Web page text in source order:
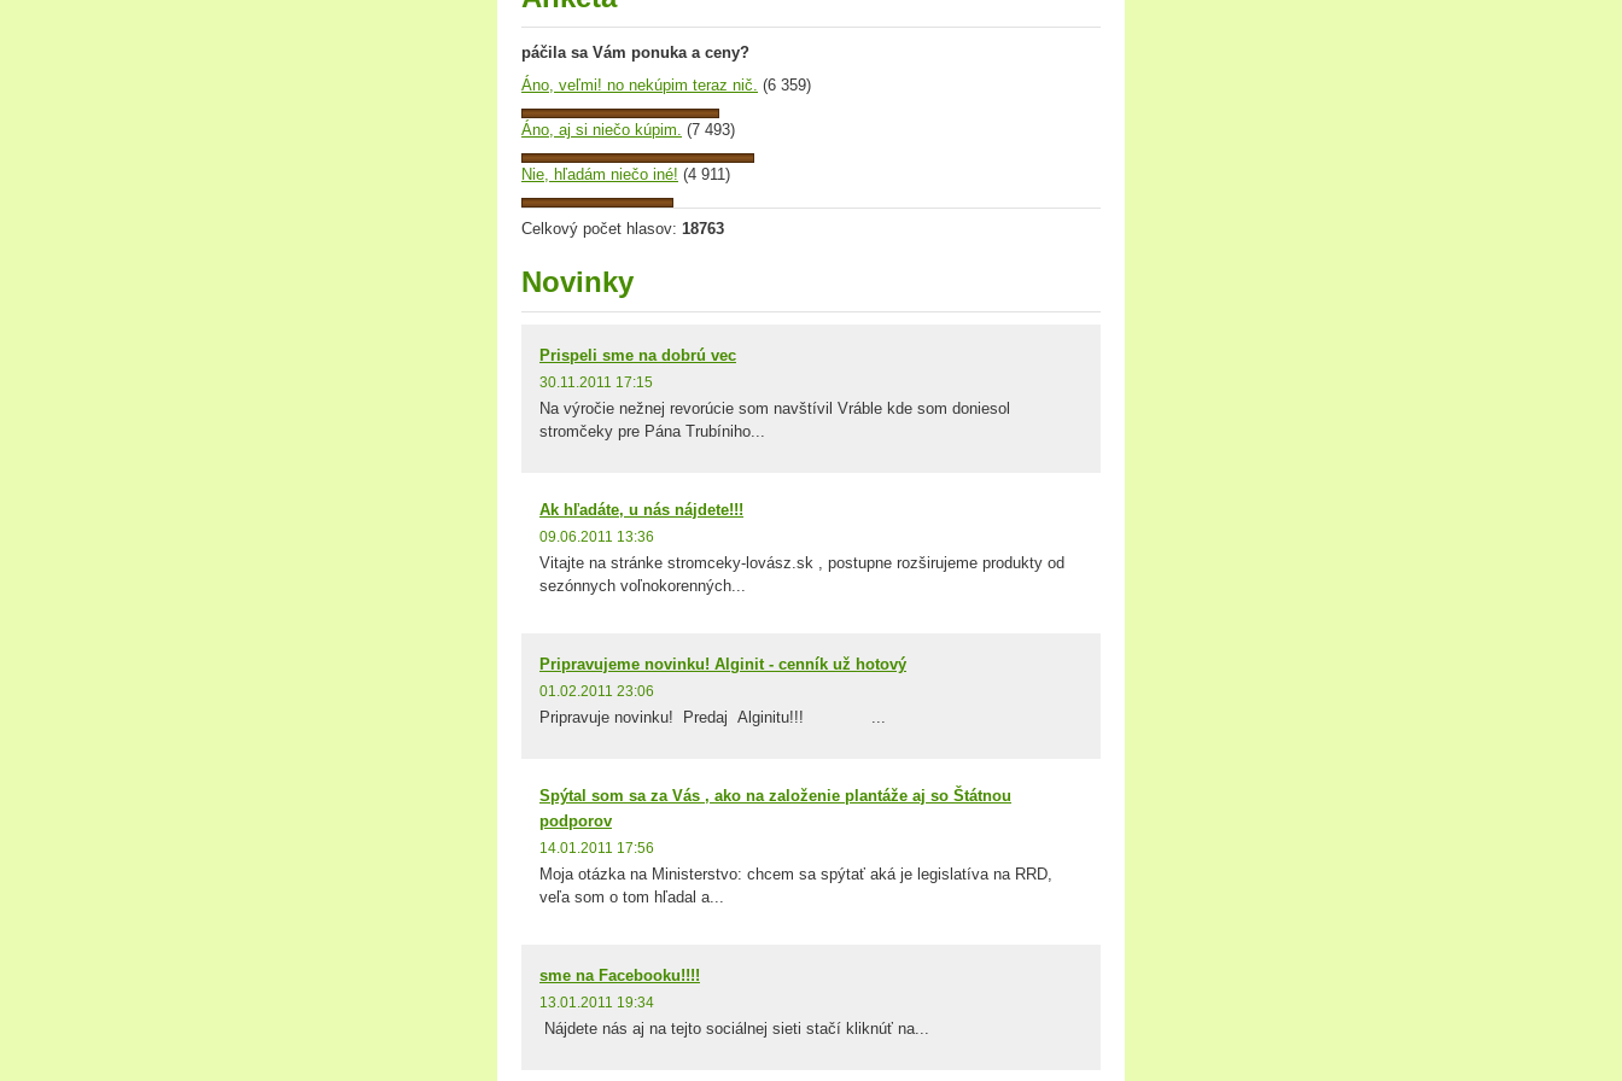
páčila sa Vám ponuka a ceny?
Áno, veľmi! no nekúpim teraz nič. (6 359)
Áno, aj si niečo kúpim. (7 493)
Nie, hľadám niečo iné! (4 911)
Celkový počet hlasov: 18763
Novinky
Prispeli sme na dobrú vec
30.11.2011 17:15
Na výročie nežnej revorúcie som navštívil Vráble kde som doniesol
stromčeky pre Pána Trubíniho...
Ak hľadáte, u nás nájdete!!!
09.06.2011 13:36
Vitajte na stránke stromceky-lovász.sk , postupne rozširujeme produkty od
sezónnych voľnokorenných...
Pripravujeme novinku! Alginit - cenník už hotový
01.02.2011 23:06
Pripravuje novinku! Predaj Alginitu!!! ...
Spýtal som sa za Vás , ako na založenie plantáže aj so Štátnou
podporov
14.01.2011 17:56
Moja otázka na Ministerstvo: chcem sa spýtať aká je legislatíva na RRD,
veľa som o tom hľadal a...
sme na Facebooku!!!!
13.01.2011 19:34
Nájdete nás aj na tejto sociálnej sieti stačí kliknúť na...